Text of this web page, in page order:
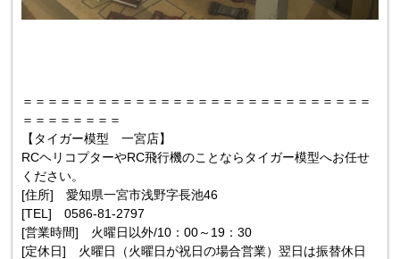
＝＝＝＝＝＝＝＝＝＝＝＝＝＝＝＝＝＝＝＝＝＝＝＝＝＝＝＝
＝＝＝＝＝＝＝＝
【タイガー模型 一宮店】
RCヘリコプターやRC飛行機のことならタイガー模型へお任せ
ください。
[住所] 愛知県一宮市浅野字長池46
[TEL] 0586-81-2797
[営業時間] 火曜日以外/10：00～19：30
[定休日] 火曜日（火曜日が祝日の場合営業）翌日は振替休日